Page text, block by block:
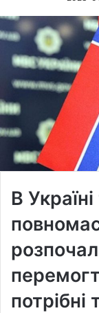
В
потрібні